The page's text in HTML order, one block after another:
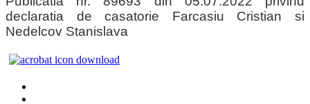
declaratia de casatorie Farcasiu Cristian si
Nedelcov Stanislava